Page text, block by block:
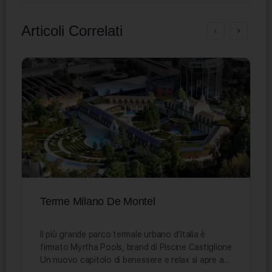
Articoli Correlati
Terme Milano De Montel
Il più grande parco termale urbano d’Italia è
firmato Myrtha Pools, brand di Piscine Castiglione
Un nuovo capitolo di benessere e relax si apre a…